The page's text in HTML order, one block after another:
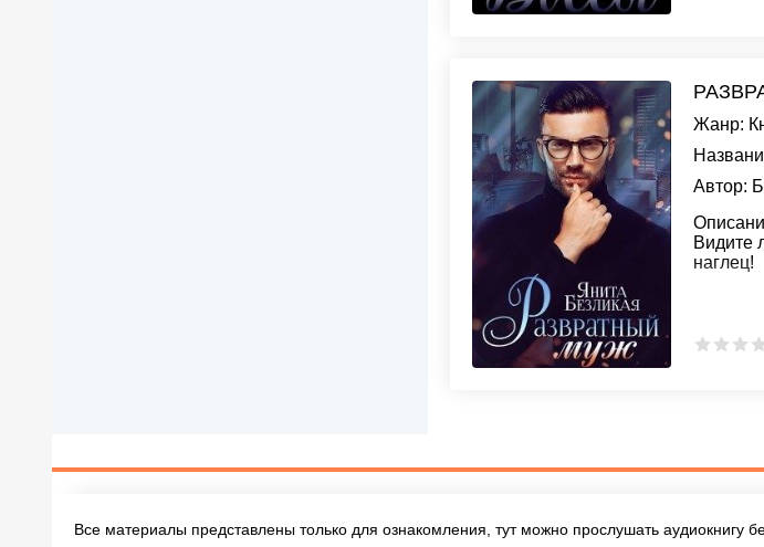
Жанр:
Автор:
Видите
наглец!
Все материалы представлены только для ознакомления, тут можно прослушать аудиокнигу